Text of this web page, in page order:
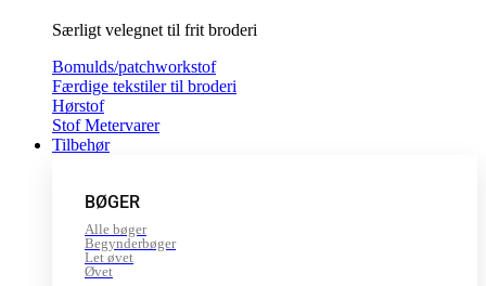
Særligt velegnet til frit broderi
Bomulds/patchworkstof
Færdige tekstiler til broderi
Hørstof
Stof Metervarer
Tilbehør
BØGER
Alle bøger
Begynderbøger
Let øvet
Øvet